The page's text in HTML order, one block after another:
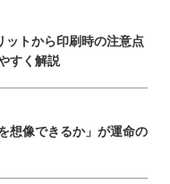
ットから印刷時の注意点
すく解説
想像できるか」が運命の